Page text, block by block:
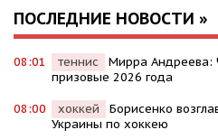
ПОСЛЕДНИЕ НОВОСТИ »
08:01 теннис
Мирра Андреева:
призовые 2026 года
08:00 хоккей
Борисенко
Украины по хоккею